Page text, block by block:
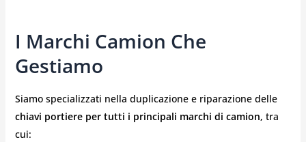
I Marchi Camion Che
Gestiamo
Siamo specializzati nella duplicazione e riparazione delle
chiavi portiere per tutti i principali marchi di camion, tra
cui: